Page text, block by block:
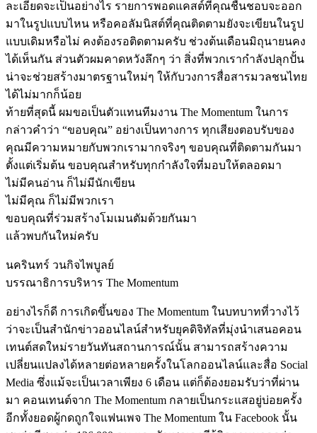
ละเอียดจะเป็นอย่างไร รายการพอดแคสต์ที่คุณชื่นชอบจะออก
มาในรูปแบบไหน หรือคอลัมนิสต์ที่คุณติดตามยังจะเขียนในรูป
แบบเดิมหรือไม่ คงต้องรอติดตามครับ ช่วงต้นเดือนมิถุนายนคง
ได้เห็นกัน ส่วนตัวผมคาดหวังลึกๆ ว่า สิ่งที่พวกเรากำลังปลุกปั้น
น่าจะช่วยสร้างมาตรฐานใหม่ๆ ให้กับวงการสื่อสารมวลชนไทย
ได้ไม่มากก็น้อย
ท้ายที่สุดนี้ ผมขอเป็นตัวแทนทีมงาน The Momentum ในการ
กล่าวคำว่า “ขอบคุณ” อย่างเป็นทางการ ทุกเสียงตอบรับของ
คุณมีความหมายกับพวกเรามากจริงๆ ขอบคุณที่ติดตามกันมา
ตั้งแต่เริ่มต้น ขอบคุณสำหรับทุกกำลังใจที่มอบให้ตลอดมา
ไม่มีคนอ่าน ก็ไม่มีนักเขียน
ไม่มีคุณ ก็ไม่มีพวกเรา
ขอบคุณที่ร่วมสร้างโมเมนตัมด้วยกันมา
แล้วพบกันใหม่ครับ
นครินทร์ วนกิจไพบูลย์
บรรณาธิการบริหาร The Momentum
อย่างไรก็ดี การเกิดขึ้นของ The Momentum ในบทบาทที่วางไว้
ว่าจะเป็นสำนักข่าวออนไลน์สำหรับยุคดิจิทัลที่มุ่งนำเสนอคอน
เทนต์สดใหม่รายวันทันสถานการณ์นั้น สามารถสร้างความ
เปลี่ยนแปลงได้หลายต่อหลายครั้งในโลกออนไลน์และสื่อ Social
Media ซึ่งแม้จะเป็นเวลาเพียง 6 เดือน แต่ก็ต้องยอมรับว่าที่ผ่าน
มา คอนเทนต์จาก The Momentum กลายเป็นกระแสอยู่บ่อยครั้ง
อีกทั้งยอดผู้กดถูกใจแฟนเพจ The Momentum ใน Facebook นั้น